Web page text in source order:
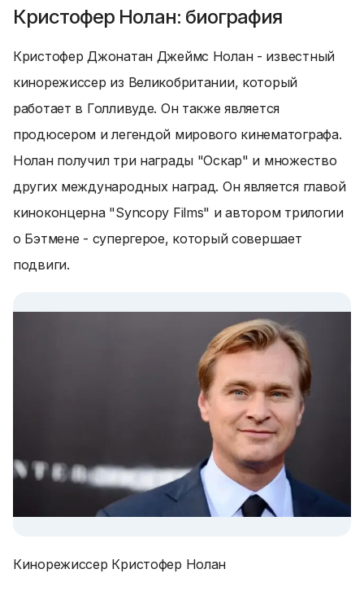
Кристофер Нолан: биография
Кристофер Джонатан Джеймс Нолан - известный
кинорежиссер из Великобритании, который
работает в Голливуде. Он также является
продюсером и легендой мирового кинематографа.
Нолан получил три награды "Оскар" и множество
других международных наград. Он является главой
киноконцерна "Syncopy Films" и автором трилогии
о Бэтмене - супергерое, который совершает
подвиги.
Кинорежиссер Кристофер Нолан